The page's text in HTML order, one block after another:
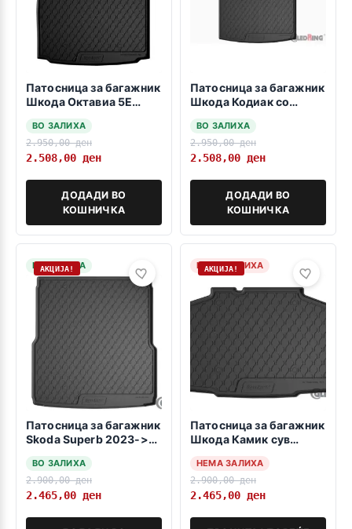
Патосница за багажник
Шкода Октавиа 5Е
ВО ЗАЛИХА
2.950,00ден
2.508,00 ден
ДОДАДИ ВО
КОШНИЧКА
Патосница за багажник
Шкода Кодиак со
>ВО ЗАЛИХА
2.950,00ден
2.508,00 ден
ДОДАДИ ВО
КОШНИЧКА
НА ЗАЛИХА
АКЦИЈА!
Патосница за багажник
Skoda Superb 2023->
polozba-
ВО ЗАЛИХА
2.900,00ден
2.465,00 ден
НЕМА ЗАЛИХА
АКЦИЈА!
Патосница за багажник
Шкода Камик сув
НЕМА ЗАЛИХА
2.900,00ден
2.465,00 ден